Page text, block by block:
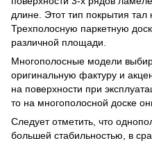
длине. Этот тип покрытия
Трехполосную паркетную
различной площади.
Многополосные модели
оригинальную фактуру и
на поверхности при
то на многополосной доске
Следует отметить, что
большей стабильностью, в